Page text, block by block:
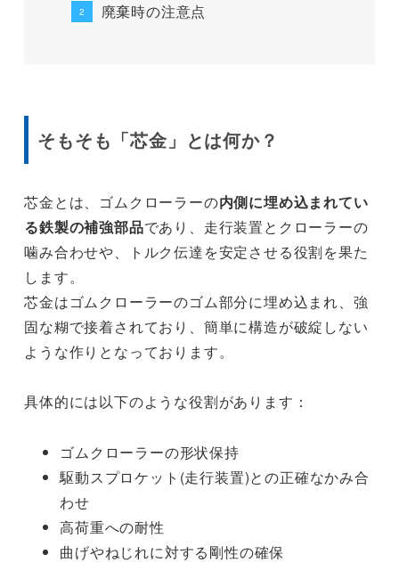
廃棄時の注意点
そもそも「芯金」とは何か？
芯金とは、ゴムクローラーの内側に埋め込まれてい
る鉄製の補強部品であり、走行装置とクローラーの
噛み合わせや、トルク伝達を安定させる役割を果た
します。
芯金はゴムクローラーのゴム部分に埋め込まれ、強
固な糊で接着されており、簡単に構造が破綻しない
ような作りとなっております。
具体的には以下のような役割があります：
ゴムクローラーの形状保持
駆動スプロケット(走行装置)との正確なかみ合
わせ
高荷重への耐性
曲げやねじれに対する剛性の確保